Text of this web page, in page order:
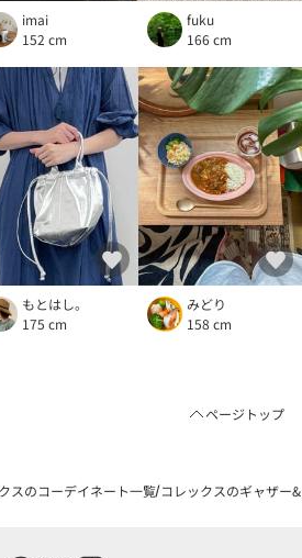
imai
152 cm
fuku
166 cm
もとはし。
175 cm
みどり
158 cm
ページトップ
スのコーデイネート一覧 コレックスのギャザー